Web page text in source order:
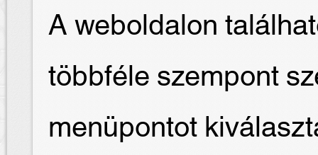
A weboldalon
többféle szempont
menüpontot